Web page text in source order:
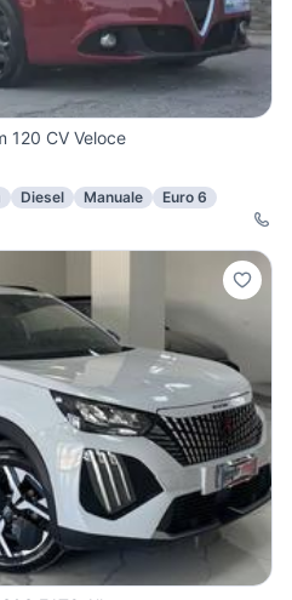
120 CV Veloce
Diesel Manuale
Euro 6